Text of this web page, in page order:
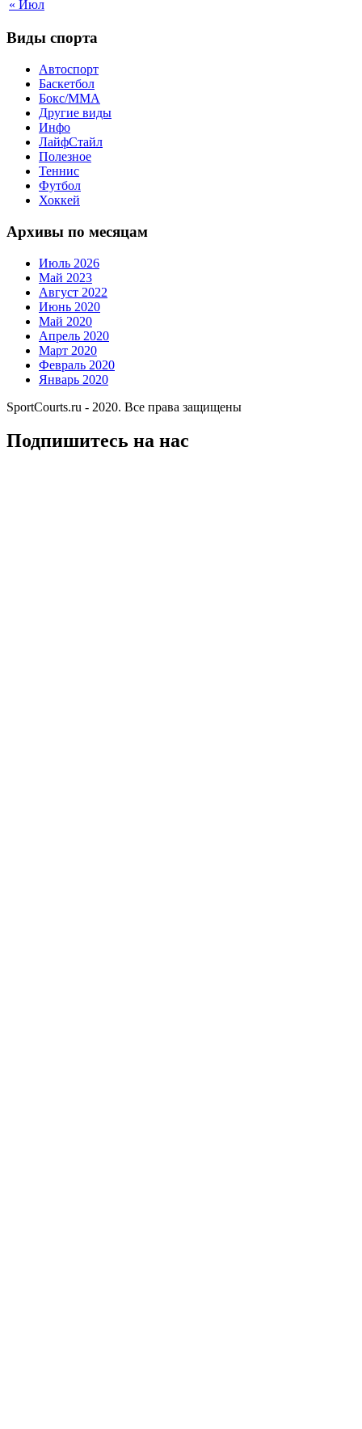
« Июл
Виды спорта
Автоспорт
Баскетбол
Бокс/MMA
Другие виды
Инфо
ЛайфСтайл
Полезное
Теннис
Футбол
Хоккей
Архивы по месяцам
Июль 2026
Май 2023
Август 2022
Июнь 2020
Май 2020
Апрель 2020
Март 2020
Февраль 2020
Январь 2020
SportCourts.ru - 2020. Все права защищены
Подпишитесь на нас